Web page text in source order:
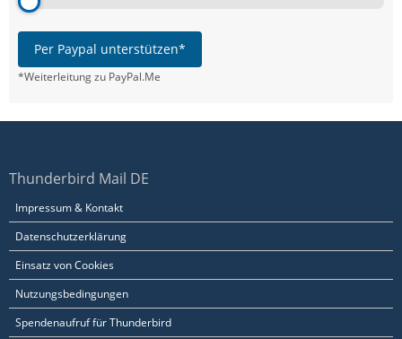
Per Paypal unterstützen*
*Weiterleitung zu PayPal.Me
Thunderbird Mail DE
Impressum & Kontakt
Datenschutzerklärung
Einsatz von Cookies
Nutzungsbedingungen
Spendenaufruf für Thunderbird